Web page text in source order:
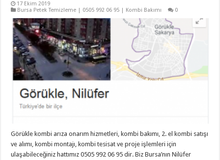
17 Ekim 2019
Bursa Petek Temizleme | 0505 992 06 95 | Kombi Bakımı
0
Görükle kombi arıza onarım hizmetleri, kombi bakımı, 2. el kombi satışı
ve alımı, kombi montajı, kombi tesisat ve proje işlemleri için
ulaşabileceğiniz hattımız 0505 992 06 95 dir. Biz Bursa’nın Nilüfer